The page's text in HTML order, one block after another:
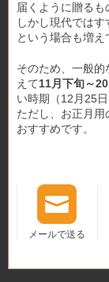
届くように贈るも
しかし現代では
という場合も増え
そのため、一般
えて11月下旬～
い時期（12月25
ただし、お正月
おすすめです。
メールで送る